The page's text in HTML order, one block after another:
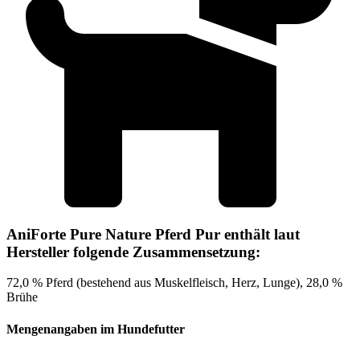
AniForte Pure Nature Pferd Pur enthält laut
Hersteller folgende Zusammensetzung:
72,0 % Pferd (bestehend aus Muskelfleisch, Herz, Lunge), 28,0 %
Brühe
Mengenangaben im Hundefutter